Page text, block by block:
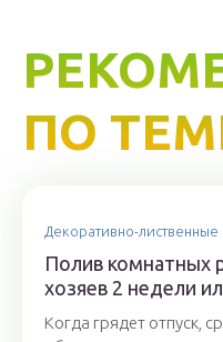
ПО
Декоративно-лиственные
Полив комнатных
хозяев 2 недели
Когда грядет отпуск,